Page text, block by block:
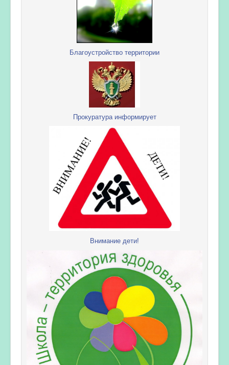
Благоустройство территории
Прокуратура информирует
Внимание дети!